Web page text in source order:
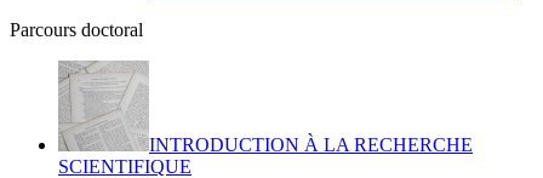
Parcours doctoral
INTRODUCTION À LA RECHERCHE
SCIENTIFIQUE